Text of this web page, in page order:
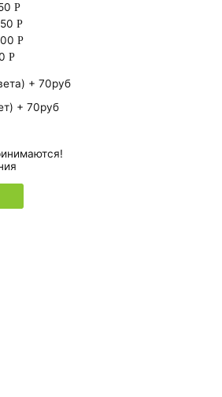
Р
Р
Р
Р
+ 70руб
+ 70руб